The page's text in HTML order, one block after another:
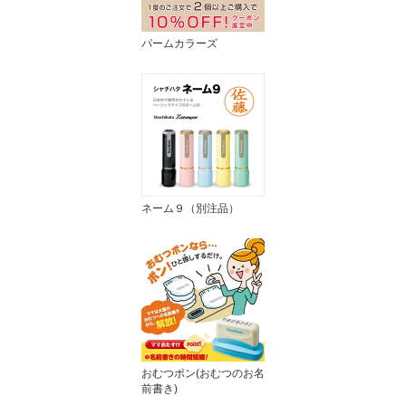
パームカラーズ
ネーム９（別注品）
おむつポン(おむつのお名
前書き)